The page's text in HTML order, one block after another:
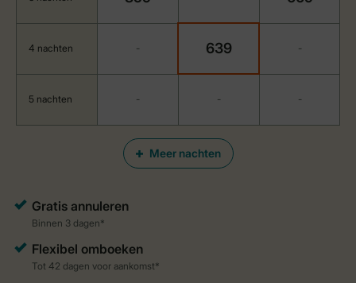
Meer nachten
4 nachten - 639 -
5 nachten - - -